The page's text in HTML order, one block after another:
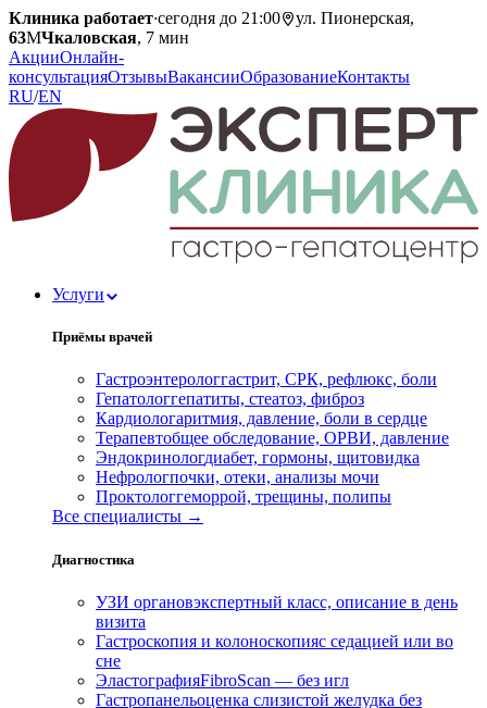
Клиника работает·сегодня до 21:00
ул. Пионерская,
63МЧкаловская, 7 мин
АкцииОнлайн-
консультацияОтзывыВакансииОбразованиеКонтакты
RU/EN
Услуги
Приёмы врачей
Гастроэнтерологгастрит, СРК, рефлюкс, боли
Гепатологгепатиты, стеатоз, фиброз
Кардиологаритмия, давление, боли в сердце
Терапевтобщее обследование, ОРВИ, давление
Эндокринологдиабет, гормоны, щитовидка
Нефрологпочки, отеки, анализы мочи
Проктологгеморрой, трещины, полипы
Все специалисты →
Диагностика
УЗИ органовэкспертный класс, описание в день
визита
Гастроскопия и колоноскопияс седацией или во
сне
ЭластографияFibroScan — без игл
Гастропанельоценка слизистой желудка без